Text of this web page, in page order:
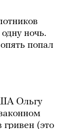
ночь.
попал
Ольгу
(это